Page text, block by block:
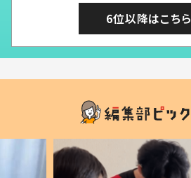
6位以降はこちら